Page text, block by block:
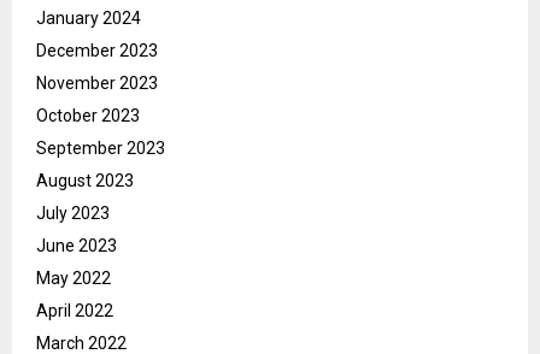
January 2024
December 2023
November 2023
October 2023
September 2023
August 2023
July 2023
June 2023
May 2022
April 2022
March 2022